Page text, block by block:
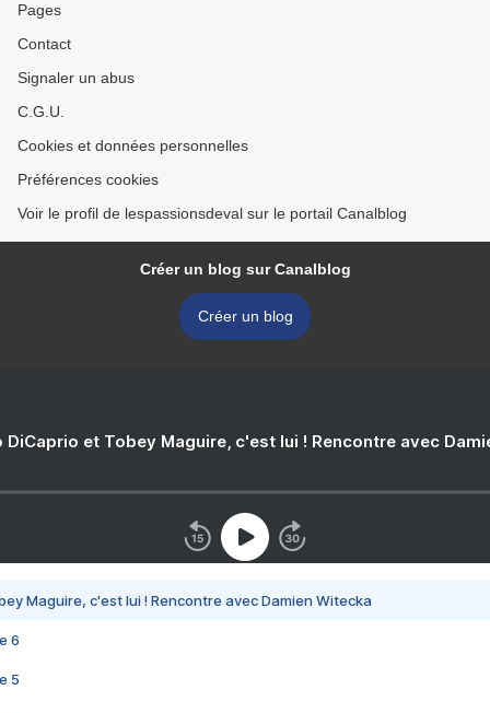
Pages
Contact
Signaler un abus
C.G.U.
Cookies et données personnelles
Préférences cookies
Voir le profil de lespassionsdeval sur le portail Canalblog
Créer un blog sur Canalblog
Créer un blog
DiCaprio et Tobey Maguire, c'est lui ! Rencontre avec
Maguire, c'est lui ! Rencontre avec Damien Witecka
6
5